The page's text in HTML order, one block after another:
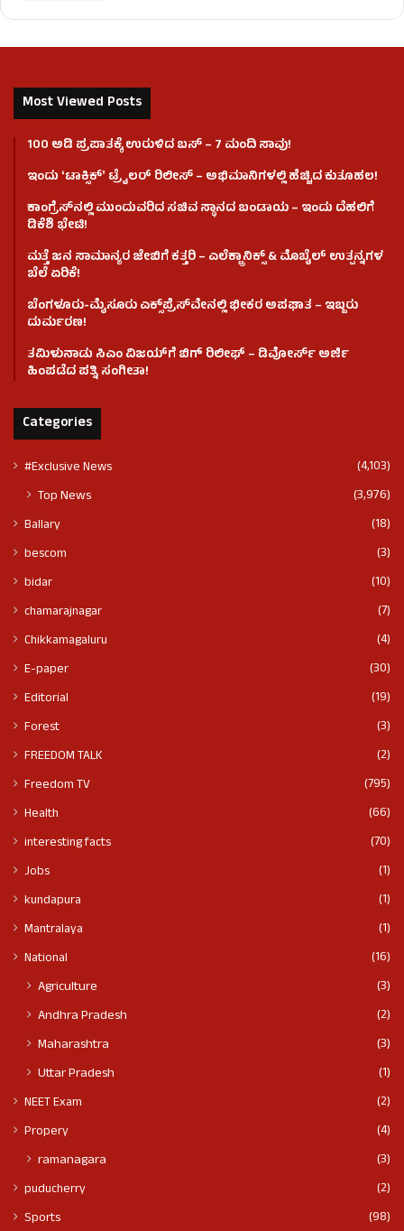
Most Viewed Posts
100 ಅಡಿ ಪ್ರಪಾತಕ್ಕೆ ಉರುಳಿದ ಬಸ್‌ – 7 ಮಂದಿ ಸಾವು!
ಇಂದು ʻಟಾಕ್ಸಿಕ್ʼ ಟ್ರೈಲರ್ ರಿಲೀಸ್‌ – ಅಭಿಮಾನಿಗಳಲ್ಲಿ ಹೆಚ್ಚಿದ ಕುತೂಹಲ!
ಕಾಂಗ್ರೆಸ್​ನಲ್ಲಿ ಮುಂದುವರಿದ ಸಚಿವ ಸ್ಥಾನದ ಬಂಡಾಯ – ಇಂದು ದೆಹಲಿಗೆ
ಡಿಕೆಶಿ ಭೇಟಿ!
ಮತ್ತೆ ಜನ ಸಾಮಾನ್ಯರ ಜೇಬಿಗೆ ಕತ್ತರಿ – ಎಲೆಕ್ಟ್ರಾನಿಕ್ಸ್ & ಮೊಬೈಲ್ ಉತ್ಪನ್ನಗಳ
ಬೆಲೆ ಏರಿಕೆ!
ಬೆಂಗಳೂರು-ಮೈಸೂರು ಎಕ್ಸ್‌ಪ್ರೆಸ್‌ವೇನಲ್ಲಿ ಭೀಕರ ಅಪಘಾತ – ಇಬ್ಬರು
ದುರ್ಮರಣ!
ತಮಿಳುನಾಡು ಸಿಎಂ ವಿಜಯ್‌ಗೆ ಬಿಗ್ ರಿಲೀಫ್ – ಡಿವೋರ್ಸ್ ಅರ್ಜಿ
ಹಿಂಪಡೆದ ಪತ್ನಿ ಸಂಗೀತಾ!
Categories
#Exclusive News (4,103)
Top News (3,976)
Ballary
(18)
bescom
(3)
bidar
(10)
chamarajnagar
(7)
Chikkamagaluru
(4)
E-paper
(30)
Editorial
(19)
Forest
(3)
FREEDOM TALK
(2)
Freedom TV
(795)
Health
(66)
interesting facts
(70)
Jobs
(1)
kundapura
(1)
Mantralaya
(1)
National
(16)
Agriculture
(3)
Andhra Pradesh
(2)
Maharashtra
(3)
Uttar Pradesh
(1)
NEET Exam
(2)
Propery
(4)
ramanagara (3)
puducherry
(2)
Sports
(98)